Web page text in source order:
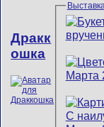
Дракк
ошка